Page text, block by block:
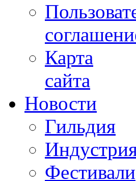
Карта
сайта
Новости
Гильдия
Фестивали